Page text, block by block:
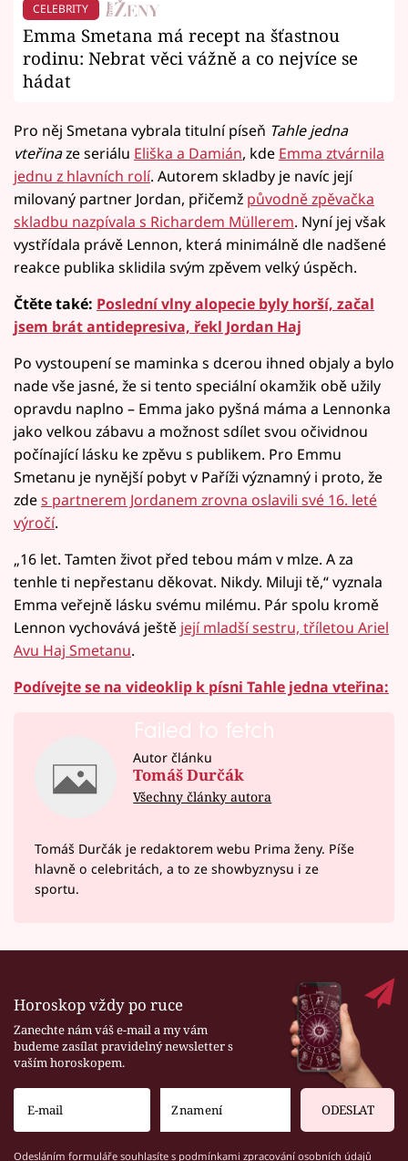
CELEBRITY
Emma Smetana má recept na šťastnou
rodinu: Nebrat věci vážně a co nejvíce se
hádat
Pro něj Smetana vybrala titulní píseň Tahle jedna
vteřinaze seriálu Eliška a Damián, kde Emma ztvárnila
jednu z hlavních rolí. Autorem skladby je navíc její
milovaný partner Jordan, přičemž původně zpěvačka
skladbu nazpívala s Richardem Müllerem. Nyní jej však
vystřídala právě Lennon, která minimálně dle nadšené
reakce publika sklidila svým zpěvem velký úspěch.
Čtěte také: Poslední vlny alopecie byly horší, začal
jsem brát antidepresiva, řekl Jordan Haj
Po vystoupení se maminka s dcerou ihned objaly a bylo
nade vše jasné, že si tento speciální okamžik obě užily
opravdu naplno – Emma jako pyšná máma a Lennonka
jako velkou zábavu a možnost sdílet svou očividnou
počínající lásku ke zpěvu s publikem. Pro Emmu
Smetanu je nynější pobyt v Paříži významný i proto, že
zdes partnerem Jordanem zrovna oslavili své 16. leté
výročí.
„16 let. Tamten život před tebou mám v mlze. A za
tenhle ti nepřestanu děkovat. Nikdy. Miluji tě,“ vyznala
Emma veřejně lásku svému milému. Pár spolu kromě
Lennon vychovává ještě její mladší sestru, tříletou Ariel
Avu Haj Smetanu.
Podívejte se na videoklip k písni Tahle jedna vteřina:
Failed to fetch
Autor článku
Tomáš Durčák
Všechny články autora
Tomáš Durčák je redaktorem webu Prima ženy. Píše
hlavně o celebritách, a to ze showbyznysu i ze
sportu.
Horoskop vždy po ruce
Zanechte nám váš e-mail a my vám
budeme zasílat pravidelný newsletter s
vaším horoskopem.
ODESLAT
Odesláním formuláře souhlasíte s podmínkami zpracování osobních údajů